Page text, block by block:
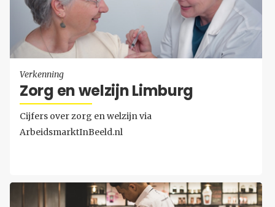
Verkenning
Zorg en wel­zijn Lim­burg
Cijfers over zorg en welzijn via
ArbeidsmarktInBeeld.nl